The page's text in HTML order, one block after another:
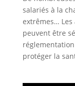
salariés à la
extrêmes…
peuvent être
protéger la